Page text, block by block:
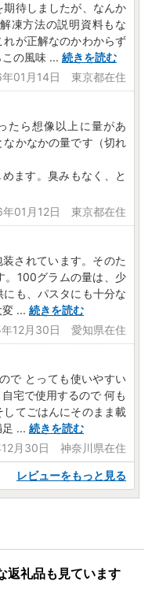
待しましたが、なんか
凍方法の説明資料もな
れが正解なのかわからず
の風味 ... 続きを読む
01月14日 東京都在住
たら想像以上に量があ
なかなかの量です（切れ
ます。臭みもなく、と
年01月12日 東京都在住
されています。そのた
。100グラムの量は、少
も、パスタにも十分な
変 ... 続きを読む
12月30日 愛知県在住
で とっても使いやすい
宅で使用するので 何も
てごはんにそのまま載
... 続きを読む
月30日 神奈川県在住
レビューをもっと見る
返礼品も見ています